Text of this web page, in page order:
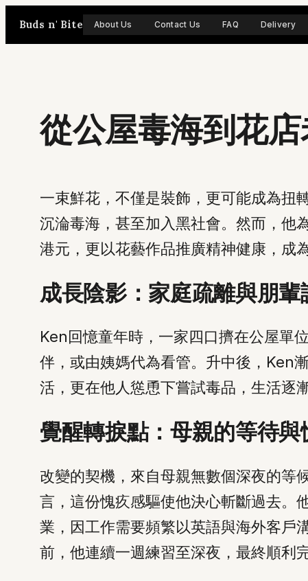
Buds n' Bite About Us Contact Us FAQ Delivery
從公屋毒海到花
一束鮮花，不僅是裝飾，更可能成為扭
沉淪毒海，甚至加入黑社會。然而，
港元，更以花藝作品推廣精神健康，成
成長陰影：家庭疏離與朋輩
Ken回憶童年時，一家四口擠在公屋單
伴，或由姨媽代為看管。升中後，Ken
活，更在他人慫恿下嘗試毒品，生活逐
覺醒轉捩點：母親的等待與
改變的契機，來自母親無數個深夜的等
言，這份愧疚感驅使他決心斬斷過去。
業，因工作需要頻繁以英語與海外客戶
前，他連續一週練習至深夜，最終順利